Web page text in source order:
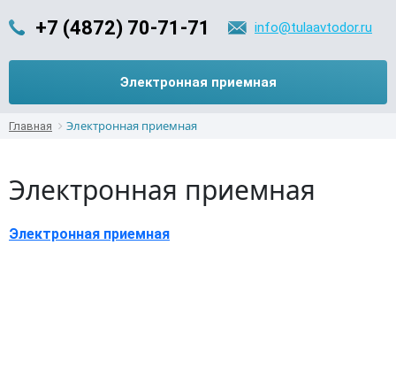
+7 (4872) 70-71-71 info@tulaavtodor.ru
Электронная приемная
Главная Электронная приемная
Электронная приемная
Электронная приемная